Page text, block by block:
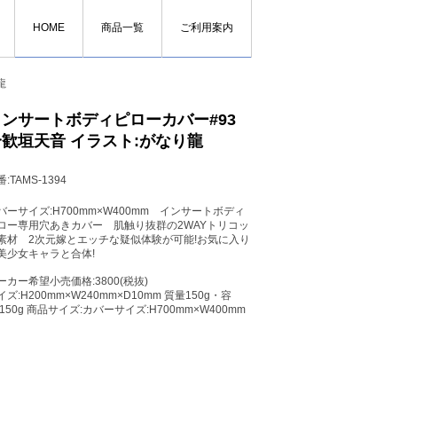
HOME 商品一覧 ご利用案内
サートボディピローカバー#93
垣天音 イラスト:がなり龍
:TAMS-1394
ーサイズ:H700mm×W400mm インサートボディ
ー専用穴あきカバー 肌触り抜群の2WAYトリコッ
材 2次元嫁とエッチな疑似体験が可能!お気に入り
少女キャラと合体!
カー希望小売価格:3800(税抜)
ズ:H200mm×W240mm×D10mm 質量150g・容
商品サイズ:カバーサイズ:H700mm×W400mm